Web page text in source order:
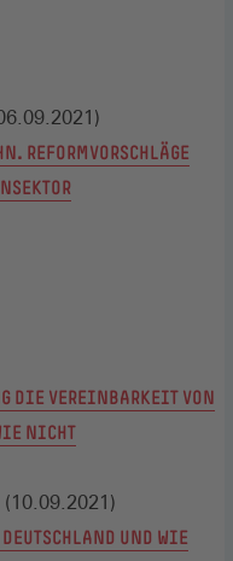
DIE VEREINBARKEIT VON
NICHT
UND WIE